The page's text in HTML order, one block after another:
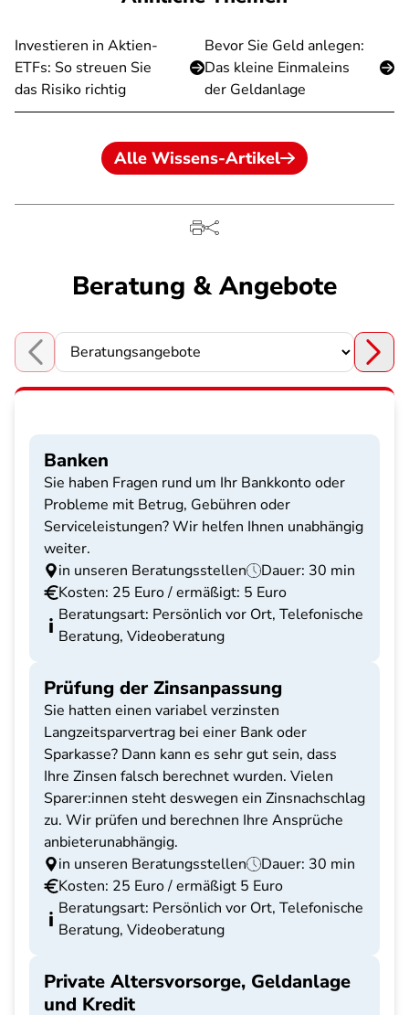
Investieren in Aktien-
ETFs: So streuen Sie
das Risiko richtig
Bevor Sie Geld anlegen:
Das kleine Einmaleins
der Geldanlage
Alle Wissens-Artikel
Beratung & Angebote
Choose a section
Banken
Sie haben Fragen rund um Ihr Bankkonto oder
Probleme mit Betrug, Gebühren oder
Serviceleistungen? Wir helfen Ihnen unabhängig
weiter.
in unseren Beratungsstellen
Dauer: 30 min
Kosten: 25 Euro / ermäßigt: 5 Euro
Beratungsart: Persönlich vor Ort, Telefonische
Beratung, Videoberatung
Prüfung der Zinsanpassung
Sie hatten einen variabel verzinsten
Langzeitsparvertrag bei einer Bank oder
Sparkasse? Dann kann es sehr gut sein, dass
Ihre Zinsen falsch berechnet wurden. Vielen
Sparer:innen steht deswegen ein Zinsnachschlag
zu. Wir prüfen und berechnen Ihre Ansprüche
anbieterunabhängig.
in unseren Beratungsstellen
Dauer: 30 min
Kosten: 25 Euro / ermäßigt 5 Euro
Beratungsart: Persönlich vor Ort, Telefonische
Beratung, Videoberatung
Private Altersvorsorge, Geldanlage
und Kredit